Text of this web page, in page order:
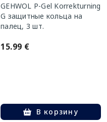
GEHWOL P-Gel Korrekturning
G защитные кольца на
палец, 3 шт.
15.99 €
В корзину